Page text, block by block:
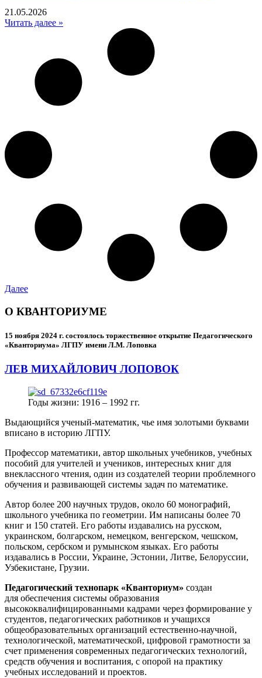
21.05.2026
Читать далее »
Далее
О КВАНТОРИУМЕ
15 ноября 2024 г. состоялось торжественное открытие Педагогического
«Кванториума» ЛГПУ имени Л.М. Лоповка
ЛЕВ МИХАЙЛОВИЧ ЛОПОВОК
Годы жизни: 1916 – 1992 гг.
Выдающийся ученый-математик, чье имя золотыми буквами
вписано в историю ЛГПУ.
Профессор математики, автор школьных учебников, учебных
пособий для учителей и учеников, интересных книг для
внеклассного чтения, один из создателей теории проблемного
обучения и развивающей системы задач по математике.
Автор более 200 научных трудов, около 60 монографий,
школьного учебника по геометрии. Им написаны более 70
книг и 150 статей. Его работы издавались на русском,
украинском, болгарском, немецком, венгерском, чешском,
польском, сербском и румынском языках. Его работы
издавались в России, Украине, Эстонии, Литве, Белоруссии,
Узбекистане, Грузии.
Педагогический технопарк «Кванториум» создан
для обеспечения системы образования
высококвалифицированными кадрами через формирование у
студентов, педагогических работников и учащихся
общеобразовательных организаций естественно-научной,
технологической, математической, цифровой грамотности за
счет применения современных педагогических технологий,
средств обучения и воспитания, с опорой на практику
учебных исследований и проектов.